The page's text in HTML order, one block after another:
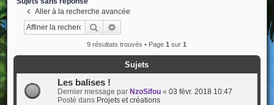
Aller à la recherche avancée
Rechercher
9 résultats trouvés • Page1 sur1
Sujets
Les balises !
Dernier message par NzoSifou« 03 févr. 2018 10:47
Posté dans Projets et créations